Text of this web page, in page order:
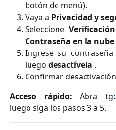
botón de menú).
Vaya a Privacidad y
Seleccione
Contraseña en la nube
Ingrese su
luego desactívela .
Confirmar
Acceso rápido: Abra
luego siga los pasos 3 a 5.